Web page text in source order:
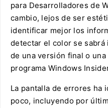
para Desarrolladores de
cambio, lejos de ser
identificar mejor los
detectar el color se
de una versión final o
programa Windows
La pantalla de errores ha
poco, incluyendo por